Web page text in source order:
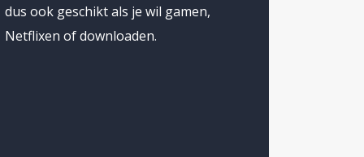
dus ook geschikt als je wil gamen,
Netflixen of downloaden.